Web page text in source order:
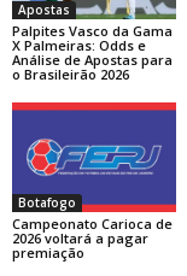
Apostas
Palpites Vasco da Gama
X Palmeiras: Odds e
Análise de Apostas para
o Brasileirão 2026
Botafogo
Campeonato Carioca de
2026 voltará a pagar
premiação